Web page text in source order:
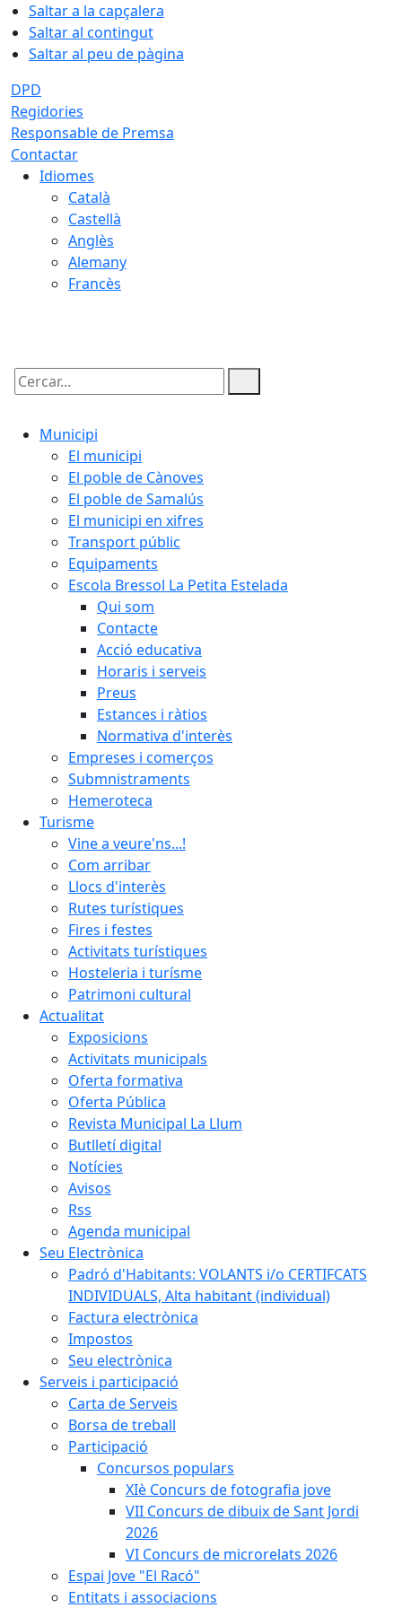
Saltar a la capçalera
Saltar al contingut
Saltar al peu de pàgina
DPD
Regidories
Responsable de Premsa
Contactar
Idiomes
Català
Castellà
Anglès
Alemany
Francès
Cercar:
Municipi
El municipi
El poble de Cànoves
El poble de Samalús
El municipi en xifres
Transport públic
Equipaments
Escola Bressol La Petita Estelada
Qui som
Contacte
Acció educativa
Horaris i serveis
Preus
Estances i ràtios
Normativa d'interès
Empreses i comerços
Submnistraments
Hemeroteca
Turisme
Vine a veure'ns...!
Com arribar
Llocs d'interès
Rutes turístiques
Fires i festes
Activitats turístiques
Hosteleria i turísme
Patrimoni cultural
Actualitat
Exposicions
Activitats municipals
Oferta formativa
Oferta Pública
Revista Municipal La Llum
Butlletí digital
Notícies
Avisos
Rss
Agenda municipal
Seu Electrònica
Padró d'Habitants: VOLANTS i/o CERTIFCATS
INDIVIDUALS, Alta habitant (individual)
Factura electrònica
Impostos
Seu electrònica
Serveis i participació
Carta de Serveis
Borsa de treball
Participació
Concursos populars
XIè Concurs de fotografia jove
VII Concurs de dibuix de Sant Jordi
2026
VI Concurs de microrelats 2026
Espai Jove "El Racó"
Entitats i associacions